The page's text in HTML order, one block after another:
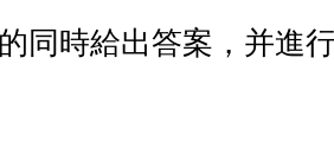
同時給出答案，并進